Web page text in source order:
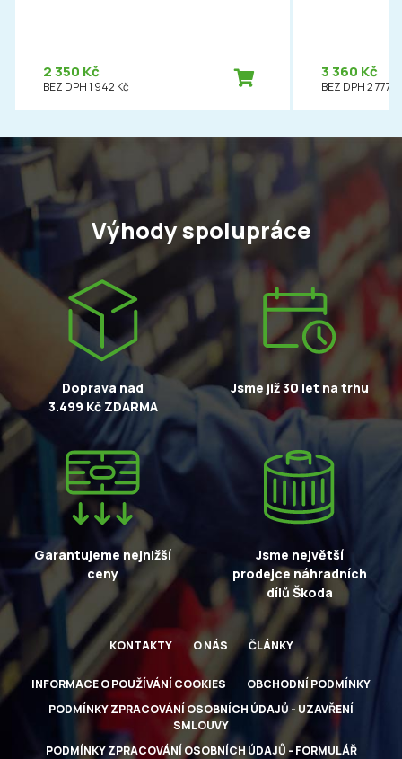
2 350 Kč
BEZ DPH 1 942 Kč
3 360 Kč
BEZ DPH 2 777
Výhody spolupráce
Doprava nad
3.499 Kč ZDARMA
Jsme již 30 let na trhu
Garantujeme nejnižší
ceny
Jsme největší
prodejce náhradních
dílů Škoda
KONTAKTY O NÁS ČLÁNKY
INFORMACE O POUŽÍVÁNÍ COOKIES
OBCHODNÍ PODMÍNKY
PODMÍNKY ZPRACOVÁNÍ OSOBNÍCH ÚDAJŮ - UZAVŘENÍ
SMLOUVY
PODMÍNKY ZPRACOVÁNÍ OSOBNÍCH ÚDAJŮ - FORMULÁŘ